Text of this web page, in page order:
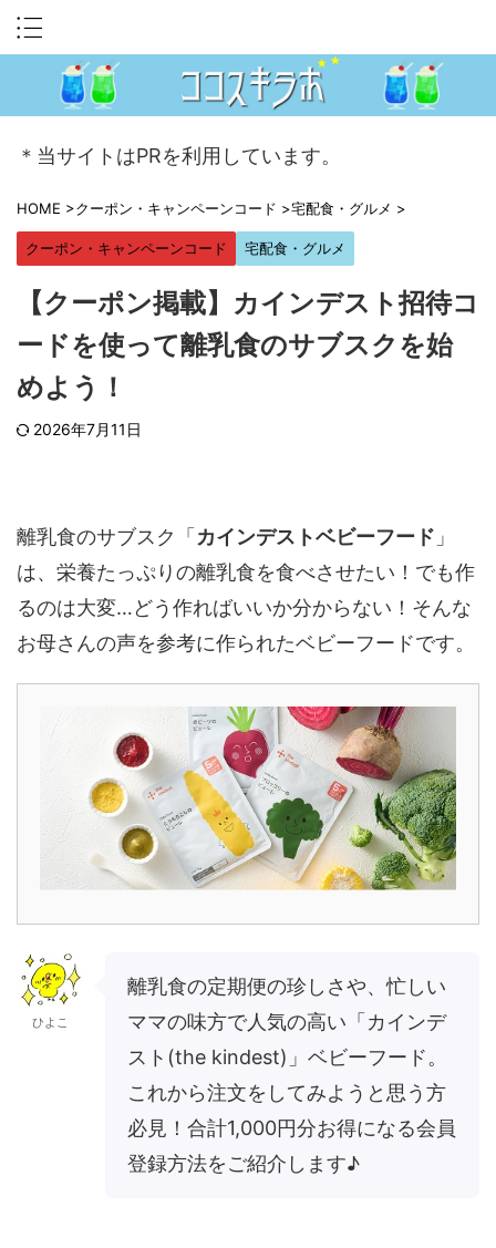
＊当サイトはPRを利用しています。
HOME >クーポン・キャンペーンコード >宅配食・グルメ >
クーポン・キャンペーンコード 宅配食・グルメ
【クーポン掲載】カインデスト招待コ
ードを使って離乳食のサブスクを始
めよう！
2026年7月11日
離乳食のサブスク「カインデストベビーフード 」
は、栄養たっぷりの離乳食を食べさせたい！でも作
るのは大変…どう作ればいいか分からない！そんな
お母さんの声を参考に作られたベビーフードです。
ひよこ
離乳食の定期便の珍しさや、忙しい
ママの味方で人気の高い「カインデ
スト(the kindest)」ベビーフード。
これから注文をしてみようと思う方
必見！合計1,000円分お得になる会員
登録方法をご紹介します♪